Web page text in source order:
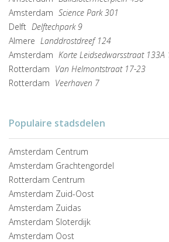
Amsterdam Science Park 301
Delft Delftechpark 9
Almere Landdrostdreef 124
Amsterdam Korte Leidsedwarsstraat 133A
Rotterdam Van Helmontstraat 17-23
Rotterdam Veerhaven 7
Populaire stadsdelen
Amsterdam Centrum
Amsterdam Grachtengordel
Rotterdam Centrum
Amsterdam Zuid-Oost
Amsterdam Zuidas
Amsterdam Sloterdijk
Amsterdam Oost